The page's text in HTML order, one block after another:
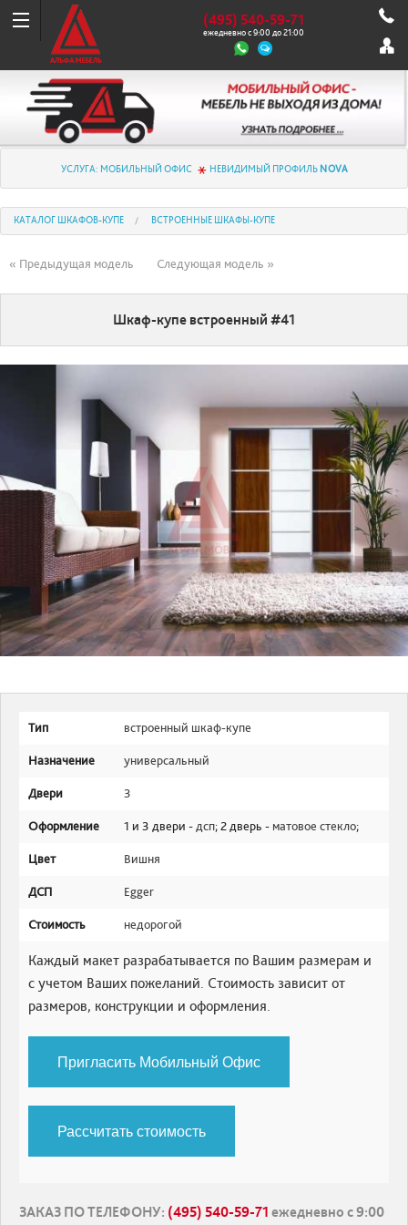
(495) 540-59-71
ежедневно с 9:00 до 21:00
УСЛУГА: МОБИЛЬНЫЙ ОФИС НЕВИДИМЫЙ ПРОФИЛЬ NOVA
КАТАЛОГ ШКАФОВ-КУПЕ ВСТРОЕННЫЕ ШКАФЫ-КУПЕ
« Предыдущая модель Следующая модель »
Шкаф-купе встроенный #41
Тип встроенный шкаф-купе
Назначение универсальный
Двери 3
Оформление 1 и 3 двери -дсп; 2 дверь - матовое стекло;
Цвет Вишня
ДСП Egger
Стоимость недорогой
Каждый макет разрабатывается по Вашим размерам и
с учетом Ваших пожеланий. Стоимость зависит от
размеров, конструкции и оформления.
Пригласить Мобильный Офис
Рассчитать стоимость
ЗАКАЗ ПО ТЕЛЕФОНУ: (495) 540-59-71 ежедневно с 9:00